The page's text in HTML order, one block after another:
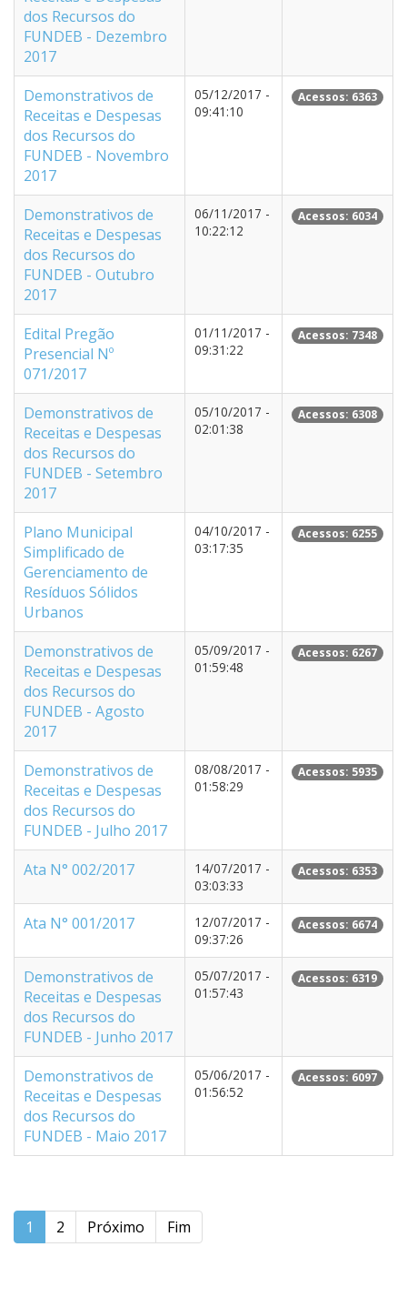
dos Recursos do
FUNDEB - Dezembro
2017
Demonstrativos de
Receitas e Despesas
dos Recursos do
FUNDEB - Novembro
2017
05/12/2017 -
09:41:10
Acessos: 6363
Demonstrativos de
Receitas e Despesas
dos Recursos do
FUNDEB - Outubro
2017
06/11/2017 -
10:22:12
Acessos: 6034
Edital Pregão
Presencial Nº
071/2017
01/11/2017 -
09:31:22
Acessos: 7348
Demonstrativos de
Receitas e Despesas
dos Recursos do
FUNDEB - Setembro
2017
05/10/2017 -
02:01:38
Acessos: 6308
Plano Municipal
Simplificado de
Gerenciamento de
Resíduos Sólidos
Urbanos
04/10/2017 -
03:17:35
Acessos: 6255
Demonstrativos de
Receitas e Despesas
dos Recursos do
FUNDEB - Agosto
2017
05/09/2017 -
01:59:48
Acessos: 6267
Demonstrativos de
Receitas e Despesas
dos Recursos do
FUNDEB - Julho 2017
08/08/2017 -
01:58:29
Acessos: 5935
Ata N° 002/2017
14/07/2017 -
03:03:33
Acessos: 6353
Ata N° 001/2017
12/07/2017 -
09:37:26
Acessos: 6674
Demonstrativos de
Receitas e Despesas
dos Recursos do
FUNDEB - Junho 2017
05/07/2017 -
01:57:43
Acessos: 6319
Demonstrativos de
Receitas e Despesas
dos Recursos do
FUNDEB - Maio 2017
05/06/2017 -
01:56:52
Acessos: 6097
1 2 Próximo Fim